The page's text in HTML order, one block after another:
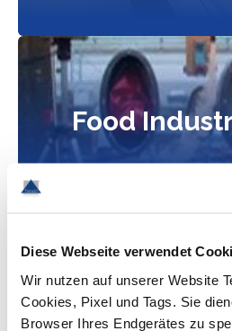
Diese Webseite verwendet
Wir nutzen auf unserer Website
Cookies, Pixel und Tags. Sie
Browser Ihres Endgerätes zu
Food
Research